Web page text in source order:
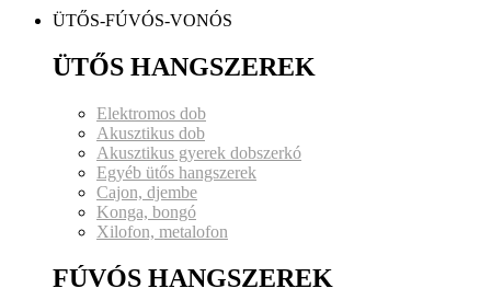
ÜTŐS-FÚVÓS-VONÓS
ÜTŐS HANGSZEREK
Elektromos dob
Akusztikus dob
Akusztikus gyerek dobszerkó
Egyéb ütős hangszerek
Cajon, djembe
Konga, bongó
Xilofon, metalofon
FÚVÓS HANGSZEREK